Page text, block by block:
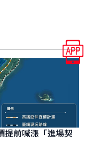
提前喊漲「進場契